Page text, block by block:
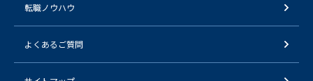
転職ノウハウ
よくあるご質問